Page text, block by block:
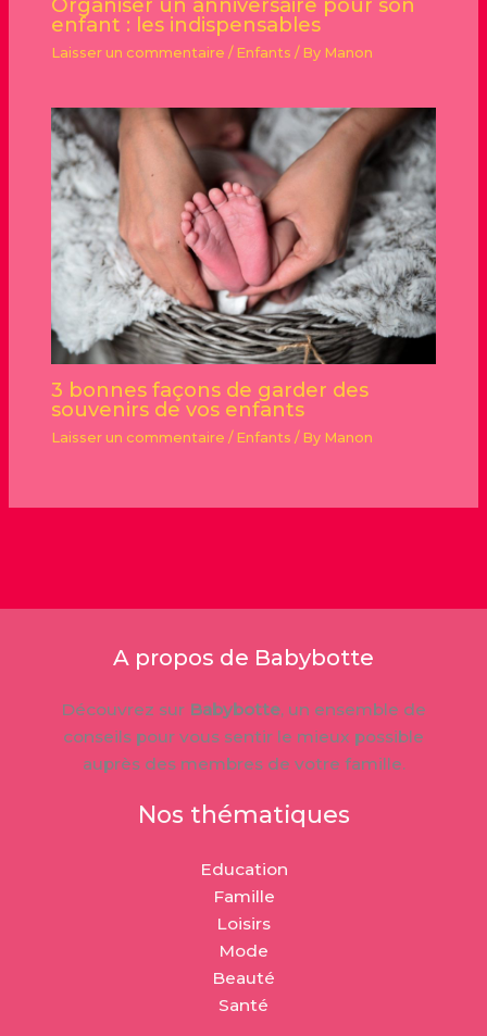
Organiser un anniversaire pour son
enfant : les indispensables
Laisser un commentaire / Enfants / By Manon
3 bonnes façons de garder des
souvenirs de vos enfants
Laisser un commentaire / Enfants / By Manon
A propos de Babybotte
Découvrez sur Babybotte, un ensemble de
conseils pour vous sentir le mieux possible
auprès des membres de votre famille.
Nos thématiques
Education
Famille
Loisirs
Mode
Beauté
Santé